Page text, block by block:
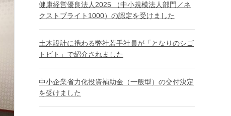
健康経営優良法人2025 （中小規模法人部門／ネ
クストブライト1000）の認定を受けました
土木設計に携わる弊社若手社員が「となりのシゴ
トビト」で紹介されました
中小企業省力化投資補助金（一般型）の交付決定
を受けました